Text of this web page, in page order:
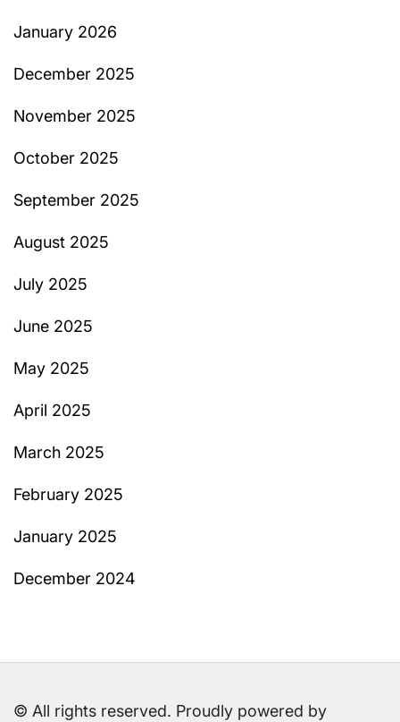
January 2026
December 2025
November 2025
October 2025
September 2025
August 2025
July 2025
June 2025
May 2025
April 2025
March 2025
February 2025
January 2025
December 2024
© All rights reserved. Proudly powered by